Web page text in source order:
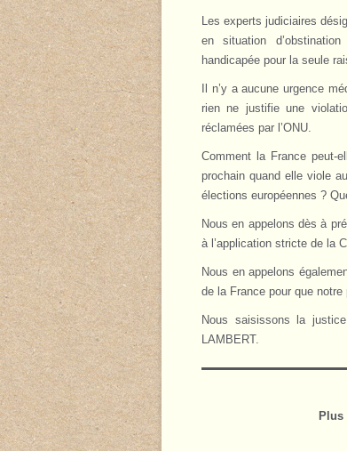
Les experts judiciaires
en situation
handicapée pour la seule
Il n’y a aucune urgence
rien ne justifie une
réclamées par l’ONU.
Comment la France peut-
prochain quand elle viole
élections européennes ?
Nous en appelons dès à
à l’application stricte de la
Nous en appelons
de la France pour que
Nous saisissons la
LAMBERT.